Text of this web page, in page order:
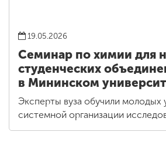
19.05.2026
Семинар по химии для
студенческих
в Мининском
Эксперты вуза обучили молодых
системной организации